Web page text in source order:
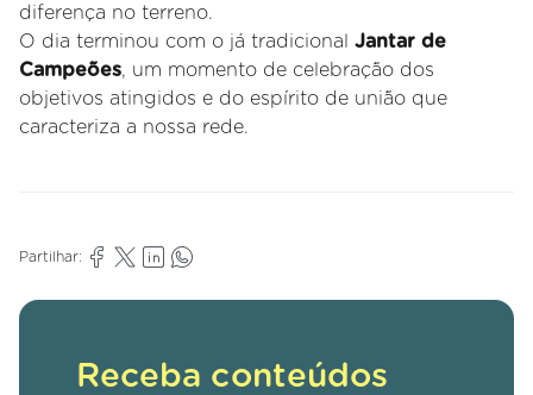
diferença no terreno.
O dia terminou com o já tradicional Jantar de
Campeões, um momento de celebração dos
objetivos atingidos e do espírito de união que
caracteriza a nossa rede.
Partilhar:
Receba conteúdos